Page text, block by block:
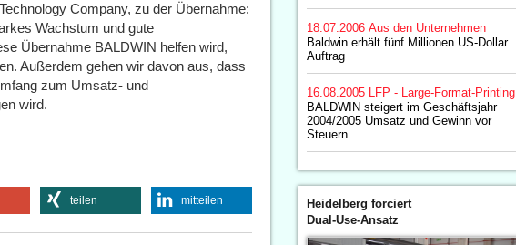
Company, zu der Übernahme:
Wachstum und gute
Übernahme BALDWIN helfen wird,
Außerdem gehen wir davon aus, dass
zum Umsatz- und
wird.
teilen mitteilen
18.07.2006 Aus den Unternehmen
Baldwin erhält fünf Millionen US-Dollar
Auftrag
16.08.2005
LFP - Large-Format-Printing
BALDWIN steigert im Geschäftsjahr
2004/2005 Umsatz und Gewinn vor
Steuern
Heidelberg forciert
Dual-Use-Ansatz